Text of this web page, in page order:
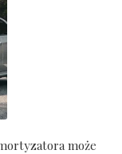
może